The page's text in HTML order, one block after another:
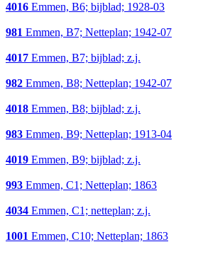
4016 Emmen, B6; bijblad; 1928-03
981 Emmen, B7; Netteplan; 1942-07
4017 Emmen, B7; bijblad; z.j.
982 Emmen, B8; Netteplan; 1942-07
4018 Emmen, B8; bijblad; z.j.
983 Emmen, B9; Netteplan; 1913-04
4019 Emmen, B9; bijblad; z.j.
993 Emmen, C1; Netteplan; 1863
4034 Emmen, C1; netteplan; z.j.
1001 Emmen, C10; Netteplan; 1863